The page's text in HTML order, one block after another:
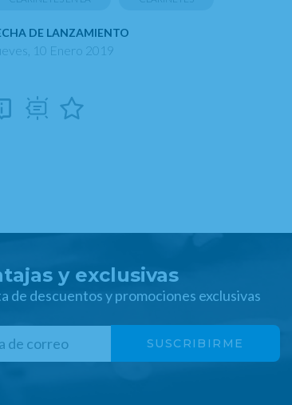
DE LANZAMIENTO
10 Enero 2019
y exclusivas
de descuentos y promociones exclusivas